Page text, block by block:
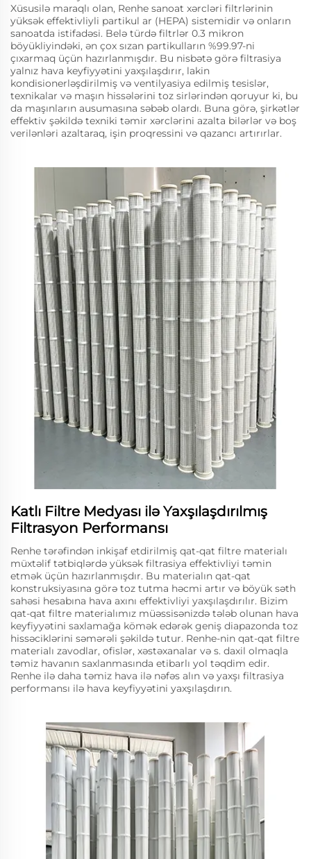
Xüsusilə maraqlı olan, Renhe sanoat xərcləri filtrlərinin
yüksək effektivliyli partikul ar (HEPA) sistemidir və onların
sanoatda istifadəsi. Belə türdə filtrlər 0.3 mikron
böyükliyindəki, ən çox sızan partikulların %99.97-ni
çıxarmaq üçün hazırlanmışdır. Bu nisbətə görə filtrasiya
yalnız hava keyfiyyətini yaxşılaşdırır, lakin
kondisionerləşdirilmiş və ventilyasiya edilmiş tesislər,
texnikalar və maşın hissələrini toz sirlərindən qoruyur ki, bu
da maşınların ausumasına səbəb olardı. Buna görə, şirkətlər
effektiv şəkildə texniki təmir xərclərini azalta bilərlər və boş
verilənləri azaltaraq, işin proqressini və qazancı artırırlar.
Katlı Filtre Medyası ilə Yaxşılaşdırılmış
Filtrasyon Performansı
Renhe tərəfindən inkişaf etdirilmiş qat-qat filtre materialı
müxtəlif tətbiqlərdə yüksək filtrasiya effektivliyi təmin
etmək üçün hazırlanmışdır. Bu materialın qat-qat
konstruksiyasına görə toz tutma həcmi artır və böyük səth
sahəsi hesabına hava axını effektivliyi yaxşılaşdırılır. Bizim
qat-qat filtre materialımız müəssisənizdə tələb olunan hava
keyfiyyətini saxlamağa kömək edərək geniş diapazonda toz
hissəciklərini səmərəli şəkildə tutur. Renhe-nin qat-qat filtre
materialı zavodlar, ofislər, xəstəxanalar və s. daxil olmaqla
təmiz havanın saxlanmasında etibarlı yol təqdim edir.
Renhe ilə daha təmiz hava ilə nəfəs alın və yaxşı filtrasiya
performansı ilə hava keyfiyyətini yaxşılaşdırın.